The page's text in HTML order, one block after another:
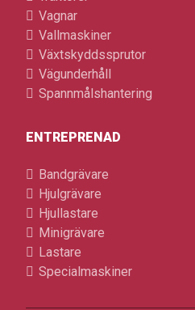
Vagnar
Vallmaskiner
Växtskyddssprutor
Vägunderhåll
Spannmålshantering
ENTREPRENAD
Bandgrävare
Hjulgrävare
Hjullastare
Minigrävare
Lastare
Specialmaskiner